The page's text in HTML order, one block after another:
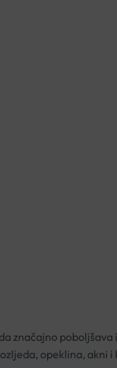
značajno
opeklina, akni